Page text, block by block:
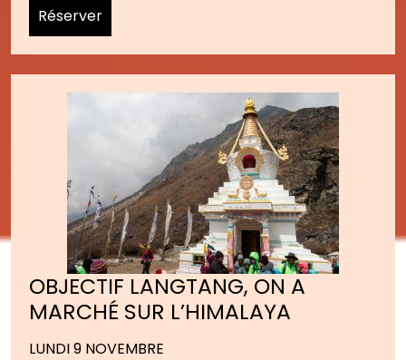
Réserver
OBJECTIF LANGTANG, ON A
MARCHÉ SUR L’HIMALAYA
LUNDI 9 NOVEMBRE